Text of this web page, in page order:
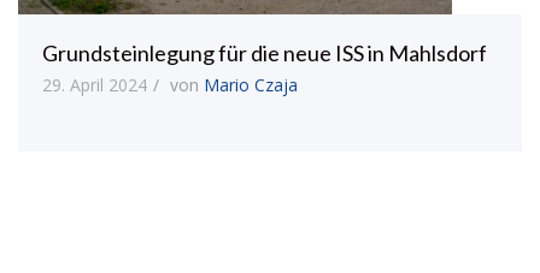
Grundsteinlegung für die neue ISS in Mahlsdorf
29. April 2024 von Mario Czaja